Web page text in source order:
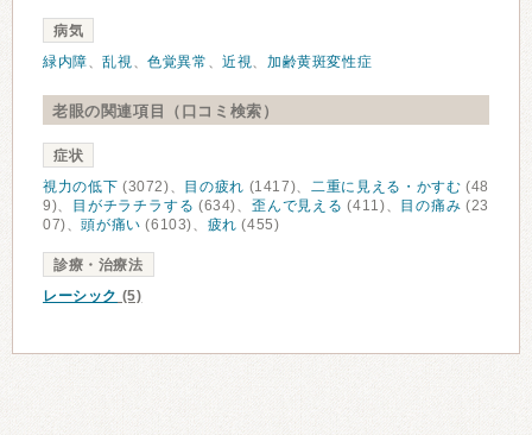
病気
緑内障、乱視、色覚異常 、近視、加齢黄斑変性症
老眼の関連項目（口コミ検索）
症状
視力の低下 (3072)、 目の疲れ (1417)、 二重に見える・かすむ (48
9)、
目がチラチラする (634)、歪んで見える (411)、 目の痛み (23
07)、頭が痛い (6103)、 疲れ (455)
診療・治療法
レーシック (5)